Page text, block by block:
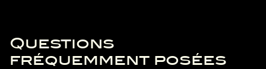
Questions
fréquemment posées